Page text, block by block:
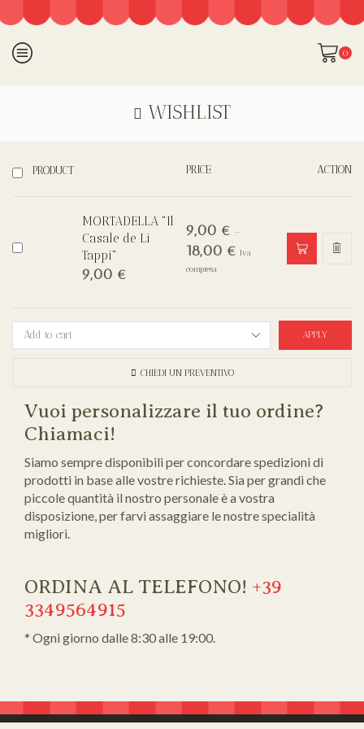
0
WISHLIST
PRODUCT PRICE ACTION
MORTADELLA "Il
Casale de Li
Tappi"
9,00 €
9,00 € –
18,00 € Iva
compresa
APPLY
CHIEDI UN PREVENTIVO
Vuoi personalizzare il tuo ordine?
Chiamaci!
Siamo sempre disponibili per concordare spedizioni di
prodotti in base alle vostre richieste. Sia per grandi che
piccole quantità il nostro personale è a vostra
disposizione, per farvi assaggiare le nostre specialità
migliori.
ORDINA AL TELEFONO! +39
3349564915
* Ogni giorno dalle 8:30 alle 19:00.